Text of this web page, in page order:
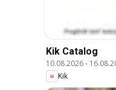
Kik Catalog
10.08.2026-
Kik